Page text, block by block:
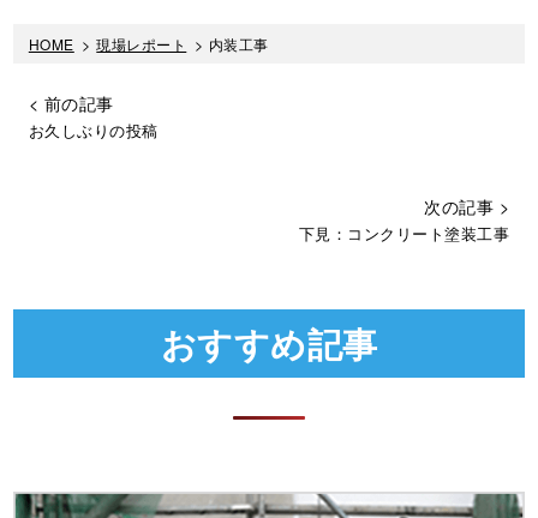
HOME >現場レポート > 内装工事
< 前の記事
お久しぶりの投稿
次の記事 >
下見：コンクリート塗装工事
おすすめ記事